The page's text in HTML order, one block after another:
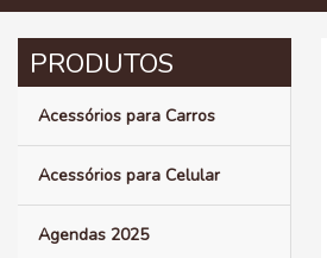
Acessórios para Carros
Acessórios para Celular
Agendas 2025